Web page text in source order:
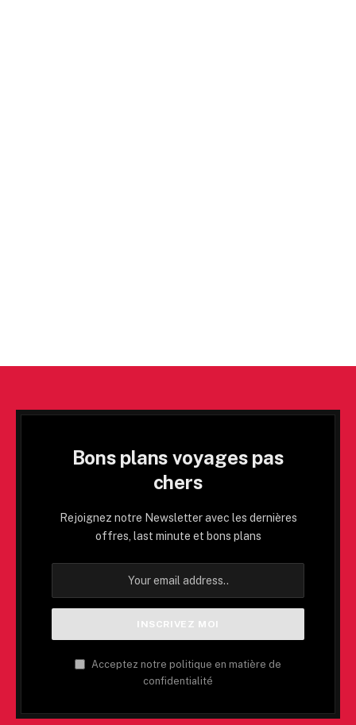
Bons plans voyages pas
chers
Rejoignez notre Newsletter avec les dernières
offres, last minute et bons plans
Acceptez notre politique en matière de
confidentialité